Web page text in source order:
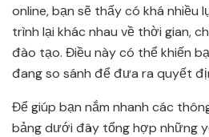
online, bạn sẽ thấy có khá nhiều
trình lại khác nhau về thời gian,
đào tạo. Điều này có thể khiến
đang so sánh để đưa ra quyết
Để giúp bạn nắm nhanh các
bảng dưới đây tổng hợp những